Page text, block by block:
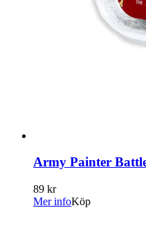
Army Painter
89 kr
Mer infoKöp